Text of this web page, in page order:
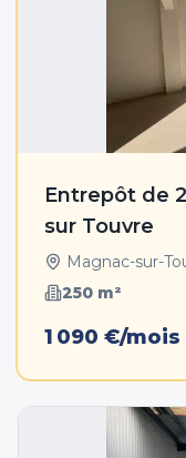
Entrepôt de
sur Touvre
Magnac-sur-
250 m²
1 090 €/mois